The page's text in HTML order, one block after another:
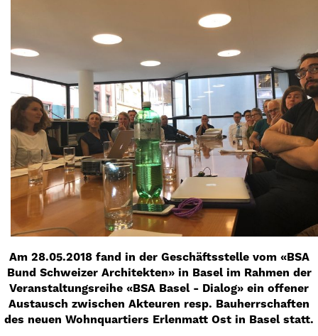
Am 28.05.2018 fand in der Geschäftsstelle vom «BSA
Bund Schweizer Architekten» in Basel im Rahmen der
Veranstaltungsreihe «BSA Basel - Dialog» ein offener
Austausch zwischen Akteuren resp. Bauherrschaften
des neuen Wohnquartiers Erlenmatt Ost in Basel statt.